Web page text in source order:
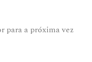
para a próxima vez